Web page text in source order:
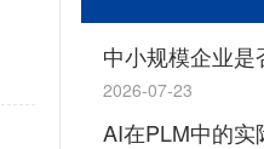
中小规模企业是
2026-07-23